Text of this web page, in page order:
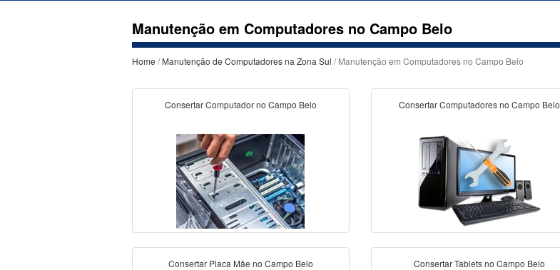
Manutenção em Computadores no Campo Belo
Home /Manutenção de Computadores na Zona Sul / Manutenção em Computadores no Campo Belo
Consertar Computador no Campo Belo Consertar Computadores no Campo Belo
Consertar Placa Mãe no Campo Belo Consertar Tablets no Campo Belo